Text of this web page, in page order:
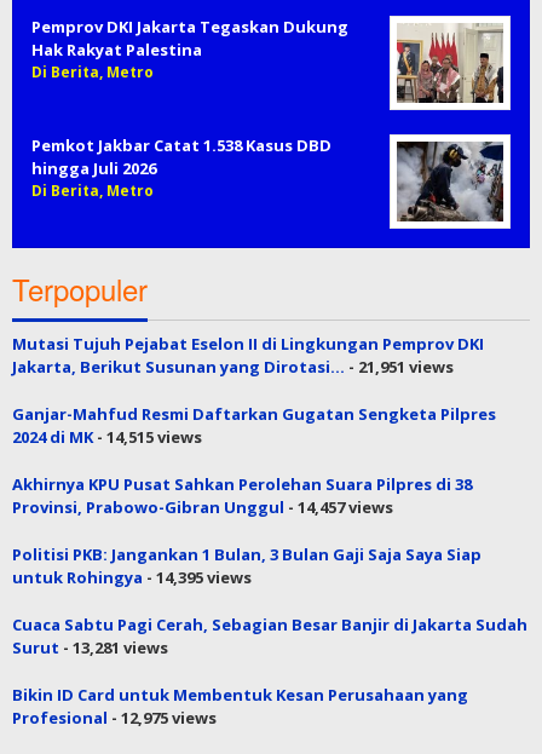
Pemprov DKI Jakarta Tegaskan Dukung
Hak Rakyat Palestina
Di Berita, Metro
Pemkot Jakbar Catat 1.538 Kasus DBD
hingga Juli 2026
Di Berita, Metro
Terpopuler
Mutasi Tujuh Pejabat Eselon II di Lingkungan Pemprov DKI
Jakarta, Berikut Susunan yang Dirotasi… - 21,951 views
Ganjar-Mahfud Resmi Daftarkan Gugatan Sengketa Pilpres
2024 di MK- 14,515 views
Akhirnya KPU Pusat Sahkan Perolehan Suara Pilpres di 38
Provinsi, Prabowo-Gibran Unggul - 14,457 views
Politisi PKB: Jangankan 1 Bulan, 3 Bulan Gaji Saja Saya Siap
untuk Rohingya - 14,395 views
Cuaca Sabtu Pagi Cerah, Sebagian Besar Banjir di Jakarta Sudah
Surut - 13,281 views
Bikin ID Card untuk Membentuk Kesan Perusahaan yang
Profesional - 12,975 views